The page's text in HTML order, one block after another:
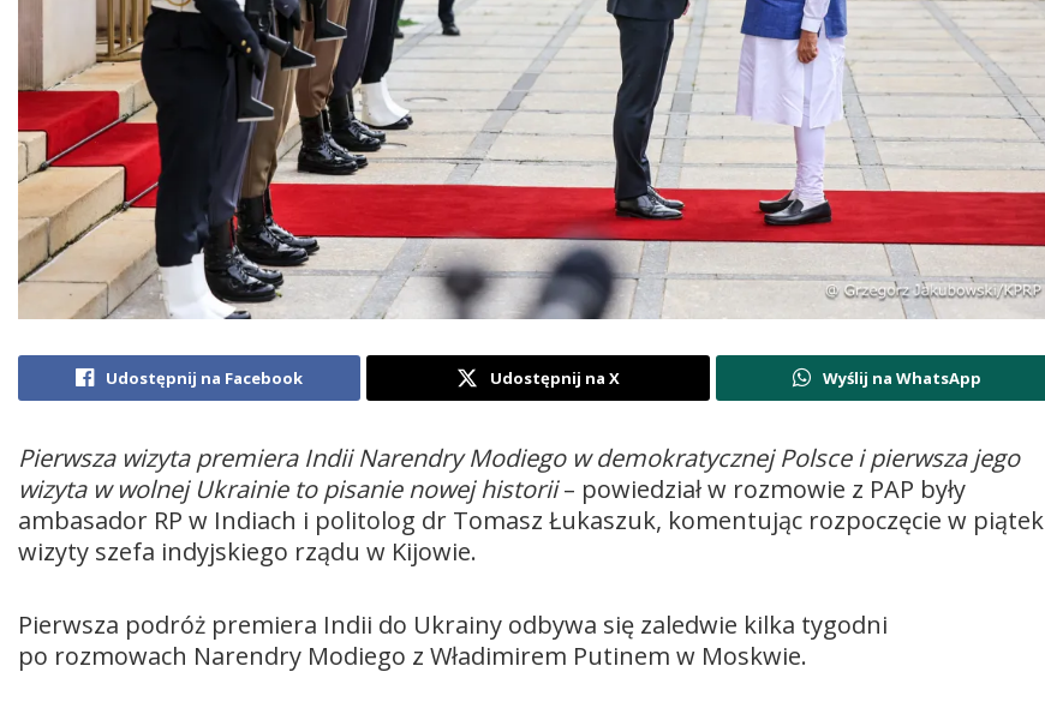
Udostępnij na Facebook Udostępnij na X Wyślij na WhatsApp
Pierwsza wizyta premiera Indii Narendry Modiego w demokratycznej Polsce i pierwsza jego
wizyta w wolnej Ukrainie to pisanie nowej historii– powiedział w rozmowie z PAP były
ambasador RP w Indiach i politolog dr Tomasz Łukaszuk, komentując rozpoczęcie w piątek
wizyty szefa indyjskiego rządu w Kijowie.
Pierwsza podróż premiera Indii do Ukrainy odbywa się zaledwie kilka tygodni
po rozmowach Narendry Modiego z Władimirem Putinem w Moskwie.